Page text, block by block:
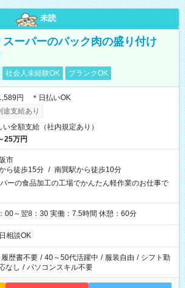
未読
ーパーのパック肉の盛り付け
社会人未経験OK ブランクOK
円 ＊日払いOK
途支給あり
い全額支給（社内規定あり）
25万円
市
ら徒歩15分 / 南巽駅から徒歩10分
ーの食品加工の工場でかんたん軽作業のお仕事で
00～翌8：30 実働：7.5時間 休憩：60分
相談OK
履歴書不要 / 40～50代活躍中 / 服装自由 / シフト勤
なし / パソコンスキル不要